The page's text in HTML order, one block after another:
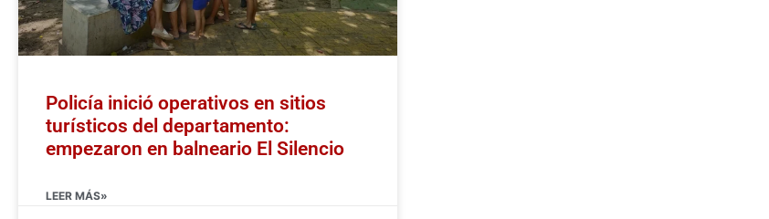
Policía inició operativos en sitios
turísticos del departamento:
empezaron en balneario El Silencio
LEER MÁS»